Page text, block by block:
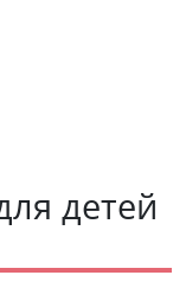
детей